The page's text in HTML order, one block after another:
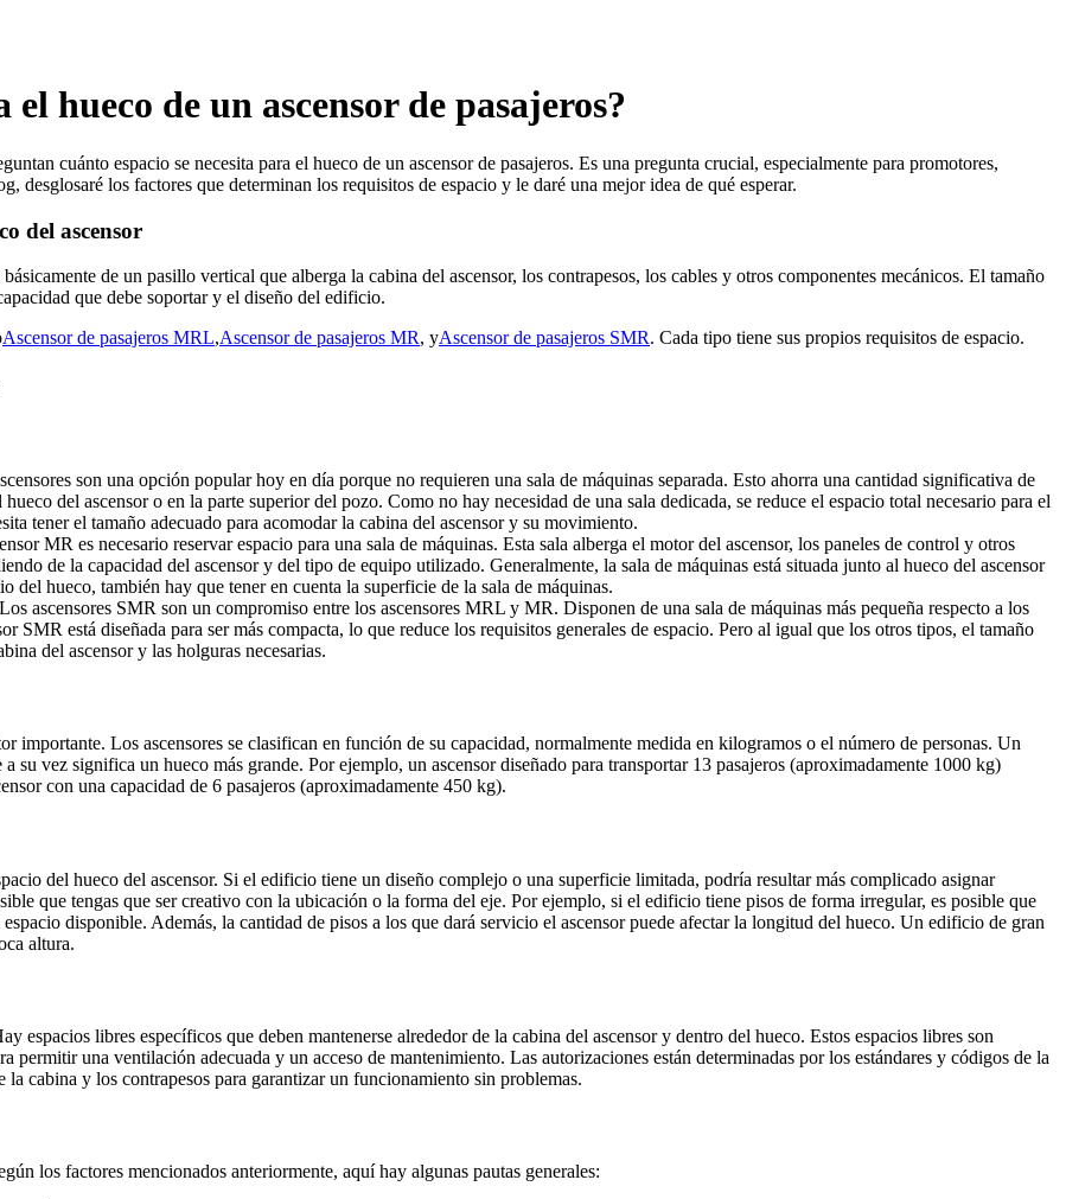
hueco de un ascensor de pasajeros?
cuánto espacio se necesita para el hueco de un ascensor de pasajeros. Es una pregunta crucial, especialmente para promotores,
desglosaré los factores que determinan los requisitos de espacio y le daré una mejor idea de qué esperar.
del ascensor
de un pasillo vertical que alberga la cabina del ascensor, los contrapesos, los cables y otros componentes mecánicos. El tamaño
que debe soportar y el diseño del edificio.
Ascensor de pasajeros MRL,Ascensor de pasajeros MR, yAscensor de pasajeros SMR. Cada tipo tiene sus propios requisitos de espacio.
son una opción popular hoy en día porque no requieren una sala de máquinas separada. Esto ahorra una cantidad significativa de
del ascensor o en la parte superior del pozo. Como no hay necesidad de una sala dedicada, se reduce el espacio total necesario para el
tener el tamaño adecuado para acomodar la cabina del ascensor y su movimiento.
MR es necesario reservar espacio para una sala de máquinas. Esta sala alberga el motor del ascensor, los paneles de control y otros
de la capacidad del ascensor y del tipo de equipo utilizado. Generalmente, la sala de máquinas está situada junto al hueco del ascensor
del hueco, también hay que tener en cuenta la superficie de la sala de máquinas.
ascensores SMR son un compromiso entre los ascensores MRL y MR. Disponen de una sala de máquinas más pequeña respecto a los
SMR está diseñada para ser más compacta, lo que reduce los requisitos generales de espacio. Pero al igual que los otros tipos, el tamaño
del ascensor y las holguras necesarias.
importante. Los ascensores se clasifican en función de su capacidad, normalmente medida en kilogramos o el número de personas. Un
su vez significa un hueco más grande. Por ejemplo, un ascensor diseñado para transportar 13 pasajeros (aproximadamente 1000 kg)
con una capacidad de 6 pasajeros (aproximadamente 450 kg).
del hueco del ascensor. Si el edificio tiene un diseño complejo o una superficie limitada, podría resultar más complicado asignar
que tengas que ser creativo con la ubicación o la forma del eje. Por ejemplo, si el edificio tiene pisos de forma irregular, es posible que
disponible. Además, la cantidad de pisos a los que dará servicio el ascensor puede afectar la longitud del hueco. Un edificio de gran
altura.
espacios libres específicos que deben mantenerse alrededor de la cabina del ascensor y dentro del hueco. Estos espacios libres son
permitir una ventilación adecuada y un acceso de mantenimiento. Las autorizaciones están determinadas por los estándares y códigos de la
cabina y los contrapesos para garantizar un funcionamiento sin problemas.
los factores mencionados anteriormente, aquí hay algunas pautas generales: